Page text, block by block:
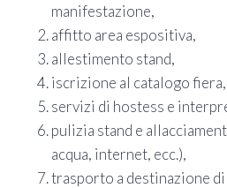
manifestazione,
affitto area espositiva,
allestimento stand,
iscrizione al catalogo fiera,
servizi di hostess e
pulizia stand e
acqua, internet, ecc.),
trasporto a destinazione